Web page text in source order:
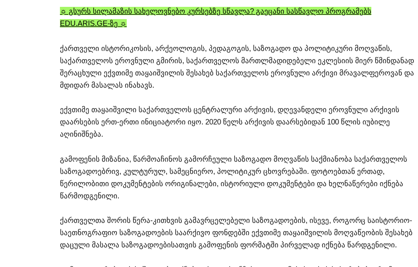
☼ გსურს სილამაზის სახელოვნებო კურსებზე სწავლა? გაეცანი სასწავლო პროგრამებს
EDU.ARIS.GE-ზე ☼
ქართველი ისტორიკოსის, არქეოლოგის, პედაგოგის, საზოგადო და პოლიტიკური მოღვაწის,
საქართველოს ეროვნული გმირის, საქართველოს მართლმადიდებელი ეკლესიის მიერ წმინდანად
შერაცხული ექვთიმე თაყაიშვილის შესახებ საქართველოს ეროვნული არქივი მრავალფეროვან და
მდიდარ მასალას ინახავს.
ექვთიმე თაყაიშვილი საქართველოს ცენტრალური არქივის, დღევანდელი ეროვნული არქივის
დაარსების ერთ-ერთი ინიციატორი იყო. 2020 წელს არქივის დაარსებიდან 100 წლის იუბილე
აღინიშნება.
გამოფენის მიზანია, წარმოაჩინოს გამორჩეული საზოგადო მოღვაწის საქმიანობა საქართველოს
საზოგადოებრივ, კულტურულ, სამეცნიერო, პოლიტიკურ ცხოვრებაში. ფოტოებთან ერთად,
წერილობითი დოკუმენტების ორიგინალები, ისტორიული დოკუმენტები და ხელნაწერები იქნება
წარმოდგენილი.
ქართველთა შორის წერა-კითხვის გამავრცელებელი საზოგადოების, ისევე, როგორც საისტორიო-
საეთნოგრაფიო საზოგადოების საარქივო ფონდებში ექვთიმე თაყაიშვილის მოღვაწეობის შესახებ
დაცული მასალა საზოგადოებისათვის გამოფენის ფორმატში პირველად იქნება წარდგენილი.